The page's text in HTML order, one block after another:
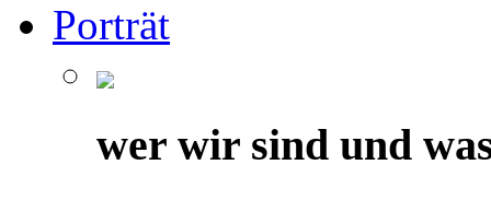
Porträt
wer wir sind und